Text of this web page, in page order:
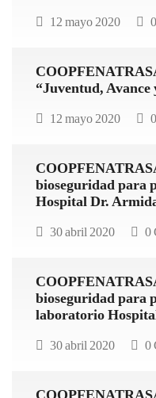
12 mayo 2020
“Juventud,
12 mayo 2020
bioseguridad para
Hospital Dr.
30 abril 2020 0
bioseguridad para
laboratorio
30 abril 2020 0